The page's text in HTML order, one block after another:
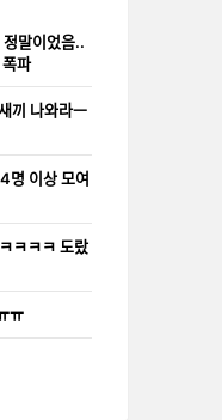
나와라ㅡ
4명 이상 모여
ㅋㅋㅋㅋㅋ 도랐
ㅠㅠ